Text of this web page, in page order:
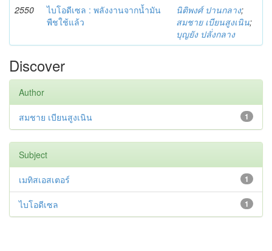
2550
ไบโอดีเซล : พลังงานจากน้ำมัน
พืชใช้แล้ว
นิติพงศ์ ปานกลาง;
สมชาย เบียนสูงเนิน;
บุญยัง ปลั่งกลาง
Discover
Author
1
สมชาย เบียนสูงเนิน
Subject
1
เมทิสเอสเตอร์
1
ไบโอดีเซล